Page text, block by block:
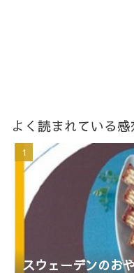
よく読まれている感
スウェーデンのお